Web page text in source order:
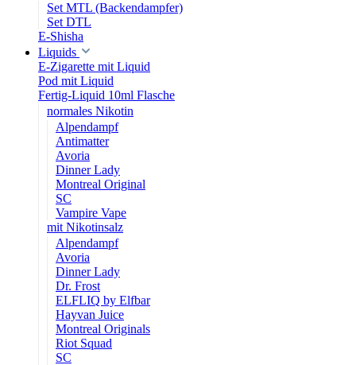
Set MTL (Backendampfer)
Set DTL
E-Shisha
Liquids
E-Zigarette mit Liquid
Pod mit Liquid
Fertig-Liquid 10ml Flasche
normales Nikotin
Alpendampf
Antimatter
Avoria
Dinner Lady
Montreal Original
SC
Vampire Vape
mit Nikotinsalz
Alpendampf
Avoria
Dinner Lady
Dr. Frost
ELFLIQ by Elfbar
Hayvan Juice
Montreal Originals
Riot Squad
SC